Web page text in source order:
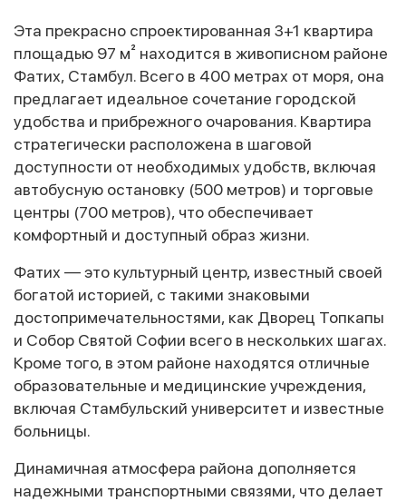
Эта прекрасно спроектированная 3+1 квартира
площадью 97 м² находится в живописном районе
Фатих, Стамбул. Всего в 400 метрах от моря, она
предлагает идеальное сочетание городской
удобства и прибрежного очарования. Квартира
стратегически расположена в шаговой
доступности от необходимых удобств, включая
автобусную остановку (500 метров) и торговые
центры (700 метров), что обеспечивает
комфортный и доступный образ жизни.
Фатих — это культурный центр, известный своей
богатой историей, с такими знаковыми
достопримечательностями, как Дворец Топкапы
и Собор Святой Софии всего в нескольких шагах.
Кроме того, в этом районе находятся отличные
образовательные и медицинские учреждения,
включая Стамбульский университет и известные
больницы.
Динамичная атмосфера района дополняется
надежными транспортными связями, что делает